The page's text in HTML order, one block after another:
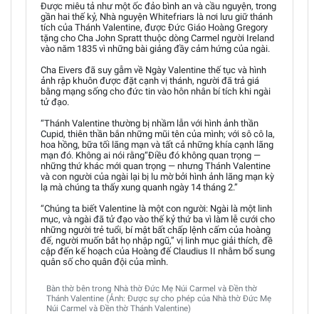
Được miêu tả như một ốc đảo bình an và cầu nguyện, trong
gần hai thế kỷ, Nhà nguyện Whitefriars là nơi lưu giữ thánh
tích của Thánh Valentine, được Đức Giáo Hoàng Gregory
tặng cho Cha John Spratt thuộc dòng Carmel người Ireland
vào năm 1835 vì những bài giảng đầy cảm hứng của ngài.
Cha Eivers đã suy gẫm về Ngày Valentine thế tục và hình
ảnh rập khuôn được đặt cạnh vị thánh, người đã trả giá
bằng mạng sống cho đức tin vào hôn nhân bí tích khi ngài
tử đạo.
“Thánh Valentine thường bị nhầm lẫn với hình ảnh thần
Cupid, thiên thần bắn những mũi tên của mình; với sô cô la,
hoa hồng, bữa tối lãng mạn và tất cả những khía cạnh lãng
mạn đó. Không ai nói rằng“Điều đó không quan trọng —
những thứ khác mới quan trọng — nhưng Thánh Valentine
và con người của ngài lại bị lu mờ bởi hình ảnh lãng mạn kỳ
lạ mà chúng ta thấy xung quanh ngày 14 tháng 2.”
“Chúng ta biết Valentine là một con người: Ngài là một linh
mục, và ngài đã tử đạo vào thế kỷ thứ ba vì làm lễ cưới cho
những người trẻ tuổi, bí mật bất chấp lệnh cấm của hoàng
đế, người muốn bắt họ nhập ngũ,” vị linh mục giải thích, đề
cập đến kế hoạch của Hoàng đế Claudius II nhằm bổ sung
quân số cho quân đội của mình.
Bàn thờ bên trong Nhà thờ Đức Mẹ Núi Carmel và Đền thờ
Thánh Valentine (Ảnh: Được sự cho phép của Nhà thờ Đức Mẹ
Núi Carmel và Đền thờ Thánh Valentine)